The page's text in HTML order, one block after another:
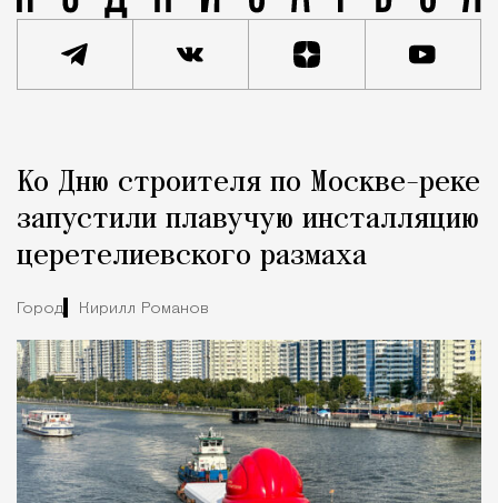
Город
Ко Дню строителя по Москве-реке
запустили плавучую инсталляцию
церетелиевского размаха
Город Кирилл Романов